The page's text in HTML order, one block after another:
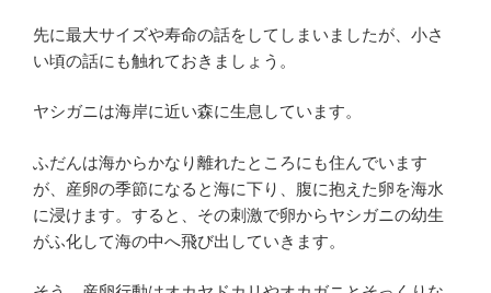
先に最大サイズや寿命の話をしてしまいましたが、小さ
い頃の話にも触れておきましょう。
ヤシガニは海岸に近い森に生息しています。
ふだんは海からかなり離れたところにも住んでいます
が、産卵の季節になると海に下り、腹に抱えた卵を海水
に浸けます。すると、その刺激で卵からヤシガニの幼生
がふ化して海の中へ飛び出していきます。